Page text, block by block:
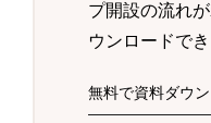
プ開設の流れ
ウンロードでき
無料で資料ダウ